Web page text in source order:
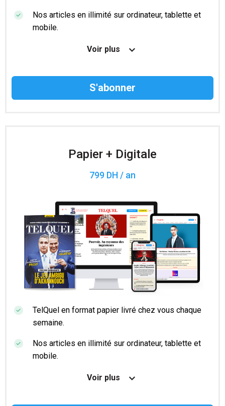
Nos articles en illimité sur ordinateur, tablette et
mobile.
Le magazine TelQuel en numérique avant la sortie
Des informations confidentielles résérvées aux
Voir plus
Papier + Digitale
799 DH / an
TelQuel en format papier livré chez vous chaque
semaine.
Nos articles en illimité sur ordinateur, tablette et
mobile.
Le magazine TelQuel en numérique avant la sortie
Voir plus